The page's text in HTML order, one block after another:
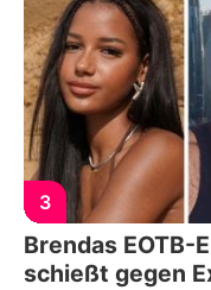
3
Brendas EOTB-
schießt gegen